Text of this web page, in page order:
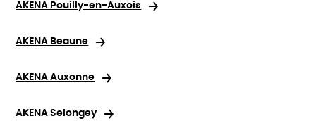
AKENA Pouilly-en-Auxois
AKENA Beaune
AKENA Auxonne
AKENA Selongey